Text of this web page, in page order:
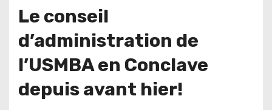
Le conseil
d’administration de
l’USMBA en Conclave
depuis avant hier!